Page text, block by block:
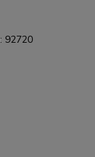
92720